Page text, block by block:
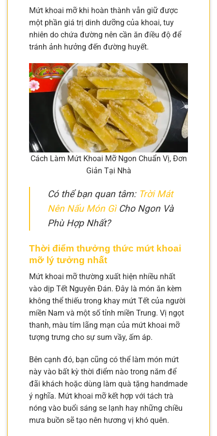
Mứt khoai mỡ khi hoàn thành vẫn giữ được
một phần giá trị dinh dưỡng của khoai, tuy
nhiên do chứa đường nên cần ăn điều độ để
tránh ảnh hưởng đến đường huyết.
Cách Làm Mứt Khoai Mỡ Ngon Chuẩn Vị, Đơn
Giản Tại Nhà
Có thể bạn quan tâm: Trời Mát
Nên Nấu Món GìCho Ngon Và
Phù Hợp Nhất?
Thời điểm thưởng thức mứt khoai
mỡ lý tưởng nhất
Mứt khoai mỡ thường xuất hiện nhiều nhất
vào dịp Tết Nguyên Đán. Đây là món ăn kèm
không thể thiếu trong khay mứt Tết của người
miền Nam và một số tỉnh miền Trung. Vị ngọt
thanh, màu tím lãng mạn của mứt khoai mỡ
tượng trưng cho sự sum vầy, ấm áp.
Bên cạnh đó, bạn cũng có thể làm món mứt
này vào bất kỳ thời điểm nào trong năm để
đãi khách hoặc dùng làm quà tặng handmade
ý nghĩa. Mứt khoai mỡ kết hợp với tách trà
nóng vào buổi sáng se lạnh hay những chiều
mưa buồn sẽ tạo nên hương vị khó quên.